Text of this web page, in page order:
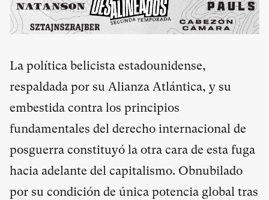
La política belicista estadounidense,
respaldada por su Alianza Atlántica, y su
embestida contra los principios
fundamentales del derecho internacional de
posguerra constituyó la otra cara de esta fuga
hacia adelante del capitalismo. Obnubilado
por su condición de única potencia global tras